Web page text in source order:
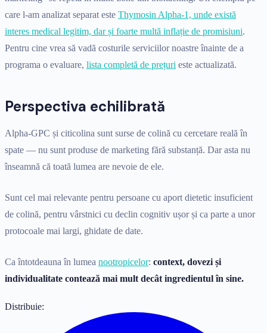
care l-am analizat separat este Thymosin Alpha-1, unde există
interes medical legitim, dar și foarte multă inflație de promisiuni.
Pentru cine vrea să vadă costurile serviciilor noastre înainte de a
programa o evaluare, lista completă de prețuri este actualizată.
Perspectiva echilibrată
Alpha-GPC și citicolina sunt surse de colină cu cercetare reală în
spate — nu sunt produse de marketing fără substanță. Dar asta nu
înseamnă că toată lumea are nevoie de ele.
Sunt cel mai relevante pentru persoane cu aport dietetic insuficient
de colină, pentru vârstnici cu declin cognitiv ușor și ca parte a unor
protocoale mai largi, ghidate de date.
Ca întotdeauna în lumea nootropicelor: context, dovezi și
individualitate contează mai mult decât ingredientul în sine.
Distribuie: